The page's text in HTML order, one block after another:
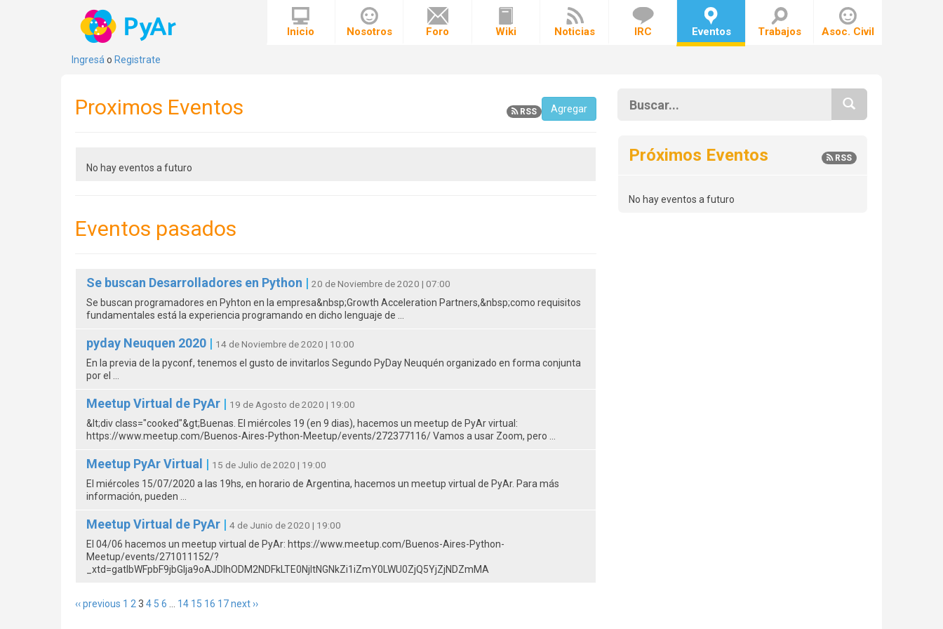
Ingresá o Registrate
Inicio Nosotros Foro Wiki Noticias IRC Eventos Trabajos Asoc. Civil
Proximos Eventos Agregar
RSS
No hay eventos a futuro
Eventos pasados
Se buscan Desarrolladores en Python | 20 de Noviembre de 2020 | 07:00
Se buscan programadores en Pyhton en la empresa&nbsp;Growth Acceleration Partners,&nbsp;como requisitos
fundamentales está la experiencia programando en dicho lenguaje de …
pyday Neuquen 2020 | 14 de Noviembre de 2020 | 10:00
En la previa de la pyconf, tenemos el gusto de invitarlos Segundo PyDay Neuquén organizado en forma conjunta
por el …
Meetup Virtual de PyAr | 19 de Agosto de 2020 | 19:00
&lt;div class="cooked"&gt;Buenas. El miércoles 19 (en 9 dias), hacemos un meetup de PyAr virtual:
https://www.meetup.com/Buenos-Aires-Python-Meetup/events/272377116/ Vamos a usar Zoom, pero …
Meetup PyAr Virtual | 15 de Julio de 2020 | 19:00
El miércoles 15/07/2020 a las 19hs, en horario de Argentina, hacemos un meetup virtual de PyAr. Para más
información, pueden …
Meetup Virtual de PyAr | 4 de Junio de 2020 | 19:00
El 04/06 hacemos un meetup virtual de PyAr: https://www.meetup.com/Buenos-Aires-Python-
Meetup/events/271011152/?
_xtd=gatlbWFpbF9jbGlja9oAJDlhODM2NDFkLTE0NjItNGNkZi1iZmY0LWU0ZjQ5YjZjNDZmMA
‹‹ previous 1 2 3 4 5 6 14 15 16 17next ››
Próximos Eventos RSS
No hay eventos a futuro